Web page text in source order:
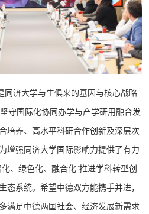
同济大学与生俱来的基因与核心战略
守国际化协同办学与产学研用融合发
培养、高水平科研合作创新及深层次
增强同济大学国际影响力提供了有力
、绿色化、融合化”推进学科转型创
态系统。希望中德双方能携手并进，
满足中德两国社会、经济发展新需求